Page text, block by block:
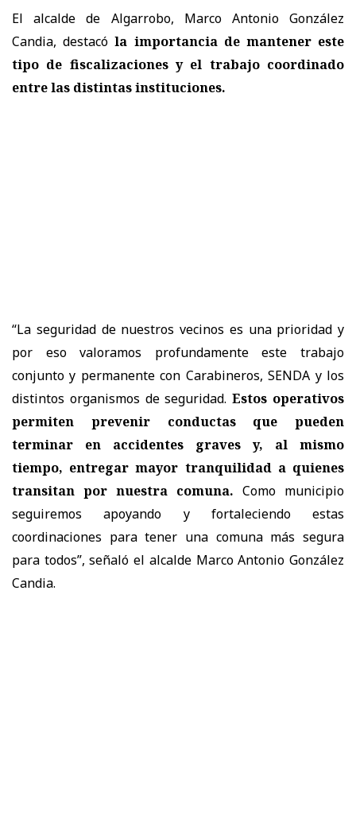
El alcalde de Algarrobo, Marco Antonio González
Candia, destacó la importancia de mantener este
tipo de fiscalizaciones y el trabajo coordinado
entre las distintas instituciones.
“La seguridad de nuestros vecinos es una prioridad y
por eso valoramos profundamente este trabajo
conjunto y permanente con Carabineros, SENDA y los
distintos organismos de seguridad.Estos operativos
permiten prevenir conductas que pueden
terminar en accidentes graves y, al mismo
tiempo, entregar mayor tranquilidad a quienes
transitan por nuestra comuna. Como municipio
seguiremos apoyando y fortaleciendo estas
coordinaciones para tener una comuna más segura
para todos”, señaló el alcalde Marco Antonio González
Candia.